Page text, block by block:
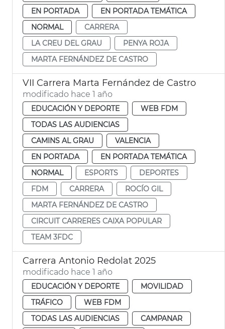
EN PORTADA
EN PORTADA TEMÁTICA
NORMAL
CARRERA
LA CREU DEL GRAU
PENYA ROJA
MARTA FERNÁNDEZ DE CASTRO
VII Carrera Marta Fernández de Castro
modificado hace 1 año
EDUCACIÓN Y DEPORTE
WEB FDM
TODAS LAS AUDIENCIAS
CAMINS AL GRAU
VALENCIA
EN PORTADA
EN PORTADA TEMÁTICA
NORMAL
ESPORTS
DEPORTES
FDM
CARRERA
ROCÍO GIL
MARTA FERNÁNDEZ DE CASTRO
CIRCUIT CARRERES CAIXA POPULAR
TEAM 3FDC
Carrera Antonio Redolat 2025
modificado hace 1 año
EDUCACIÓN Y DEPORTE
MOVILIDAD
TRÁFICO
WEB FDM
TODAS LAS AUDIENCIAS
CAMPANAR